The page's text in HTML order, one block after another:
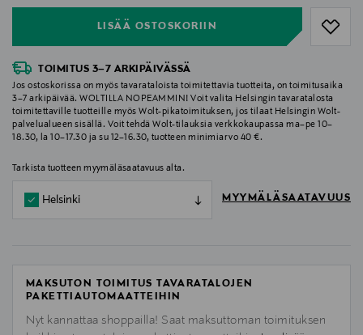
LISÄÄ OSTOSKORIIN
TOIMITUS 3–7 ARKIPÄIVÄSSÄ
Jos ostoskorissa on myös tavarataloista toimitettavia tuotteita, on toimitusaika
3–7 arkipäivää. WOLTILLA NOPEAMMIN! Voit valita Helsingin tavaratalosta
toimitettaville tuotteille myös Wolt-pikatoimituksen, jos tilaat Helsingin Wolt-
palvelualueen sisällä. Voit tehdä Wolt-tilauksia verkkokaupassa ma–pe 10–
18.30, la 10–17.30 ja su 12–16.30, tuotteen minimiarvo 40 €.
Tarkista tuotteen myymäläsaatavuus alta.
Helsinki MYYMÄLÄSAATAVUUS
MAKSUTON TOIMITUS TAVARATALOJEN
PAKETTIAUTOMAATTEIHIN
Nyt kannattaa shoppailla! Saat maksuttoman toimituksen